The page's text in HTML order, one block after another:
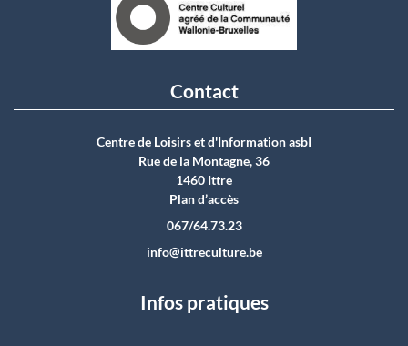
Contact
Centre de Loisirs et d'Information asbI
Rue de la Montagne, 36
1460 Ittre
Plan d’accès
067/64.73.23
info@ittreculture.be
Infos pratiques